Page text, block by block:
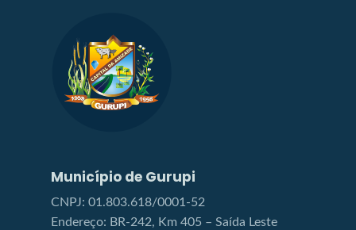
Município de Gurupi
CNPJ: 01.803.618/0001-52
Endereço: BR-242, Km 405 – Saída Leste